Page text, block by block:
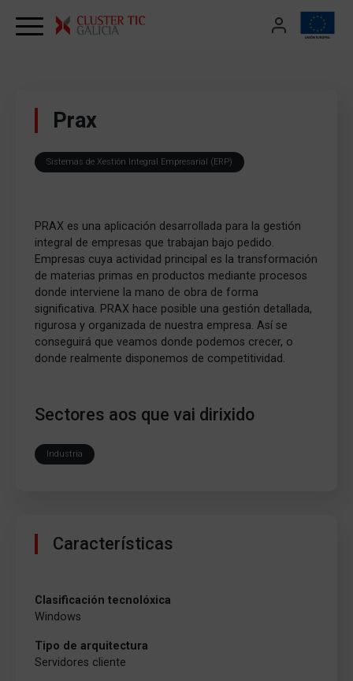
Prax
Sistemas de Xestión Integral Empresarial (ERP)
PRAX es una aplicación desarrollada para la gestión
integral de empresas que trabajan bajo pedido.
Empresas cuya actividad principal es la transformación
de materias primas en productos mediante procesos
donde interviene la mano de obra de forma
significativa. PRAX hace posible una gestión detallada,
rigurosa y organizada de nuestra empresa. Así se
conseguirá que veamos donde podemos crecer, o
donde realmente disponemos de competitividad.
Sectores aos que vai dirixido
Industria
Características
Clasificación tecnolóxica
Windows
Tipo de arquitectura
Servidores cliente